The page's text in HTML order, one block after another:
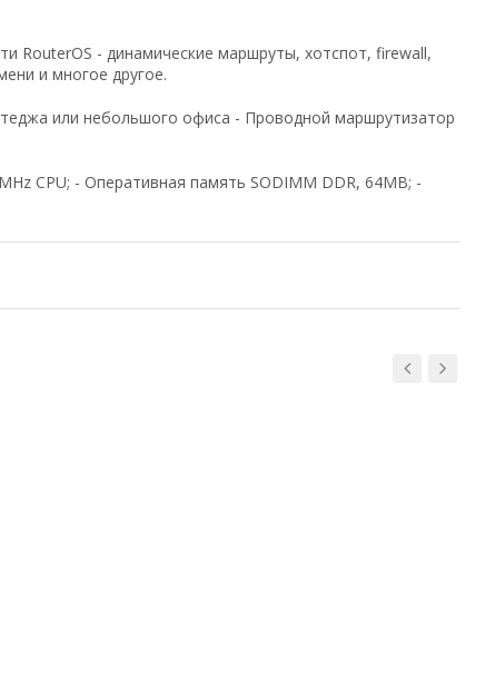
RouterOS - динамические маршруты, хотспот, firewall,
и многое другое.
или небольшого офиса - Проводной маршрутизатор
CPU; - Оперативная память SODIMM DDR, 64MB; -